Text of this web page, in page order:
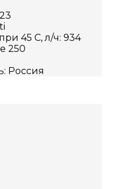
45 С, л/ч: 934
250
Россия